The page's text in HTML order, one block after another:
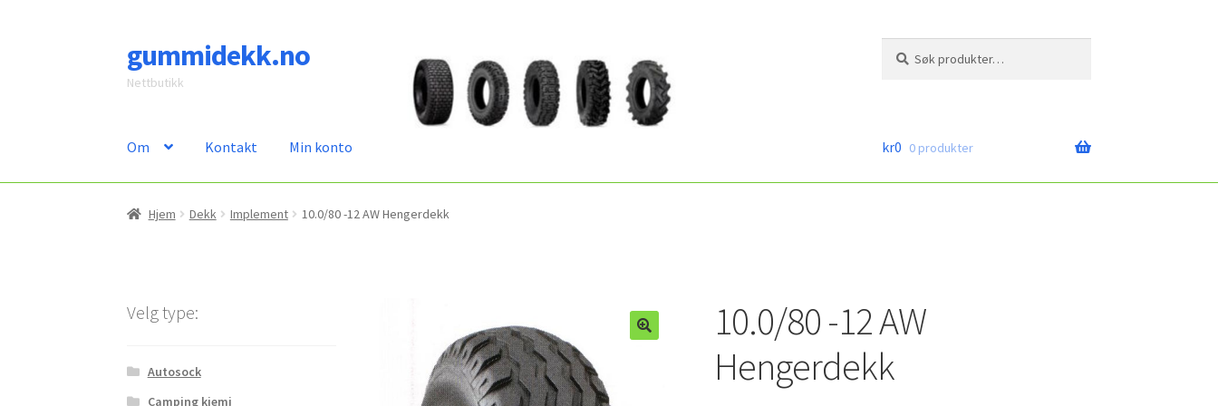
Hopp
til
navigasjon
Hopp
til
innhold
gummidekk.no
Nettbutikk
etter:
Om Kontakt Min konto kr0 0 produkter
Hjem Dekk Implement 10.0/80 -12 AW Hengerdekk
10.0/80 -12 AW
Hengerdekk
Velg type:
Autosock
Camping kjemi